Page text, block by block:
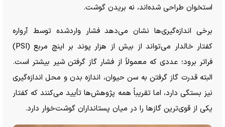
استخوان طراحی شده‌اند، نه بریدن گوشت.
برخی اندازه‌گیری‌ها نشان می‌دهد فشار واردشده توسط آرواره
کفتار خالدار می‌تواند از بیش از هزار پوند بر اینچ مربع (PSI)
فراتر برود؛ عددی که معمولاً از فشار گاز گرفتن شیر بیشتر است.
البته قدرت گاز گرفتن به سن حیوان، اندازه بدن و محل اندازه‌گیری
نیز بستگی دارد، اما تقریباً همه پژوهش‌ها تأیید می‌کنند که کفتار
یکی از قوی‌ترین گاز‌ها را در میان پستانداران گوشت‌خوار دارد.